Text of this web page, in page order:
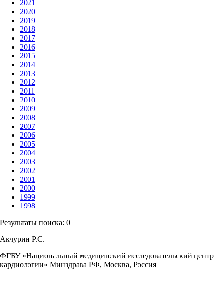
2021
2020
2019
2018
2017
2016
2015
2014
2013
2012
2011
2010
2009
2008
2007
2006
2005
2004
2003
2002
2001
2000
1999
1998
Результаты поиска: 0
Акчурин Р.С.
ФГБУ «Национальный медицинский исследовательский центр
кардиологии» Минздрава РФ, Москва, Россия